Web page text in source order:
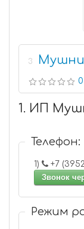
3
0
1. ИП
Телефон:
1)
Звонок
Режим